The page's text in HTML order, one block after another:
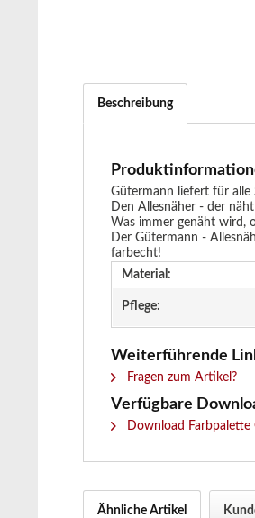
Beschreibung
Gütermann liefert für alle
Den Allesnäher - der
Was immer genäht wird,
Der Gütermann -
farbecht!
Material:
Pflege:
Weiterführende
Fragen zum Artikel?
Verfügbare
Download Farbpalette
Ähnliche Artikel